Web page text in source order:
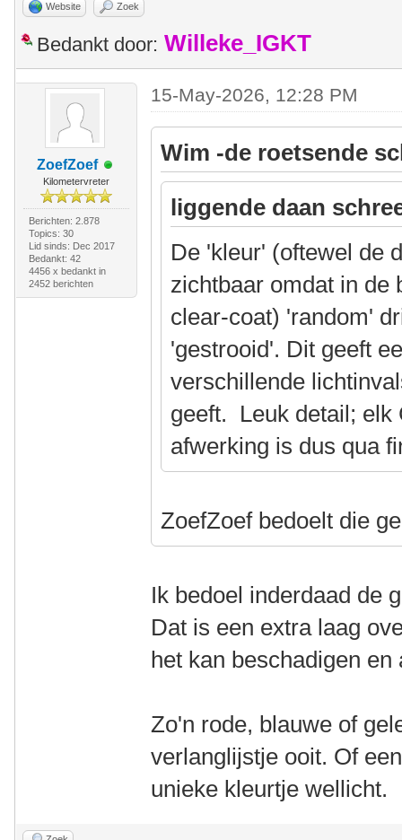
Website Zoek
Bedankt door: Willeke_IGKT
ZoefZoef
Kilometervreter
Berichten: 2.878
Topics: 30
Lid sinds: Dec 2017
Bedankt: 42
4456 x bedankt in
2452 berichten
15-May-2026, 12:28 PM
Wim -de roetsende
liggende daan
De 'kleur' (oftewel de
zichtbaar omdat in de
clear-coat) 'random'
'gestrooid'. Dit geeft
verschillende
geeft. Leuk detail; elk
afwerking is dus qua
ZoefZoef bedoelt die
Ik bedoel inderdaad de
Dat is een extra laag
het kan beschadigen en
Zo'n rode, blauwe of
verlanglijstje ooit. Of
unieke kleurtje wellicht.